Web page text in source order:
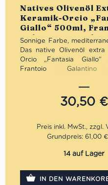
Natives Olivenöl
Keramik-Orcio
Giallo“ 500ml,
Galantino •
Apulien
Bewertet
Sonnige Farbe,
Das native Olivenöl extra
Orcio „Fantasia
Frantoio Galantino
einem leuchtend gelben
Fruchtig, ausgewogen
verarbeitet – optimal vor
Ideal für die mediterrane
täglichen Genuss oder
nativen Olivenölen Extra
Artikel
30,50 €
Grundpreis: 61,00
14 auf Lager
IN DEN